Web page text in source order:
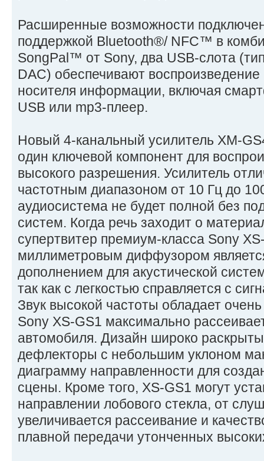
Расширенные возможности
поддержкой Bluetooth®/ NFC™ в
SongPal™ от Sony, два USB-слота
DAC) обеспечивают
носителя информации, включая
USB или mp3-плеер.
Новый 4-канальный усилитель XM-
один ключевой компонент для
высокого разрешения. Усилитель
частотным диапазоном от 10 Гц до
аудиосистема не будет полной без
систем. Когда речь заходит о
супертвитер премиум-класса Sony
миллиметровым диффузором
дополнением для акустической
так как с легкостью справляется с
Звук высокой частоты обладает
Sony XS-GS1 максимально
автомобиля. Дизайн широко
дефлекторы с небольшим уклоном
диаграмму направленности для
сцены. Кроме того, XS-GS1 могут
направлении лобового стекла, от
увеличивается рассеивание и
плавной передачи утонченных